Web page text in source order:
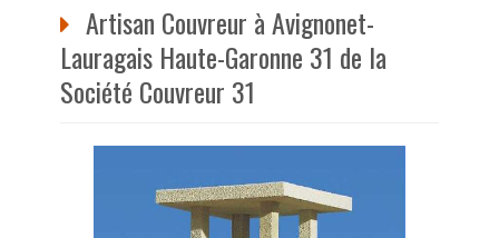
Artisan Couvreur à Avignonet-
Lauragais Haute-Garonne 31 de la
Société Couvreur 31